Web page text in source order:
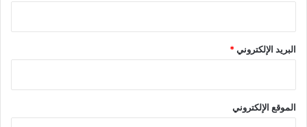
البريد الإلكتروني*
الموقع الإلكتروني